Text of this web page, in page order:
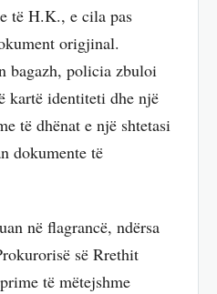
të H.K., e cila pas
origjinal.
bagazh, policia zbuloi
kartë identiteti dhe një
të dhënat e një shtetasi
dokumente të
në flagrancë, ndërsa
së Rrethit
të mëtejshme